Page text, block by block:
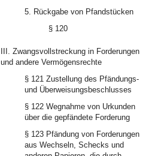
5. Rückgabe von Pfandstücken
§ 120
III. Zwangsvollstreckung in Forderungen
und andere Vermögensrechte
§ 121 Zustellung des Pfändungs-
und Überweisungsbeschlusses
§ 122 Wegnahme von Urkunden
über die gepfändete Forderung
§ 123 Pfändung von Forderungen
aus Wechseln, Schecks und